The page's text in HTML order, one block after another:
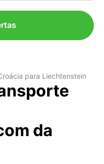
para Liechtenstein
da